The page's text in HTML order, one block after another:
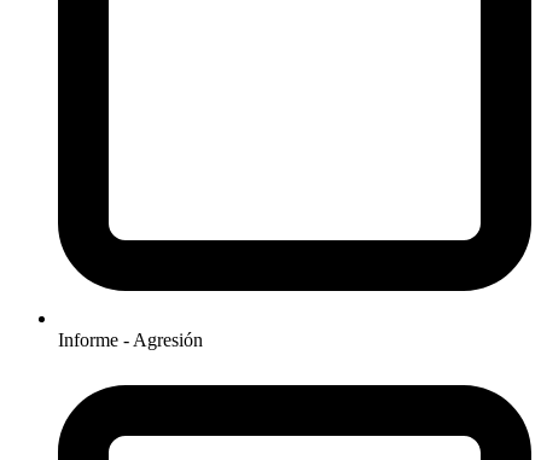
Informe - Agresión